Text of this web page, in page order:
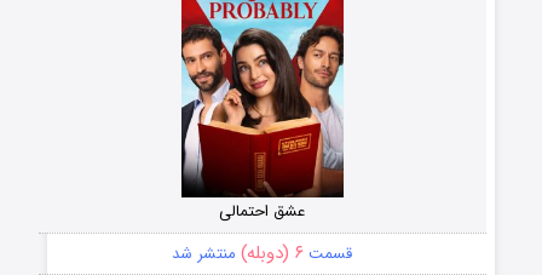
عشق احتمالی
قسمت ۶ (دوبله) منتشر شد